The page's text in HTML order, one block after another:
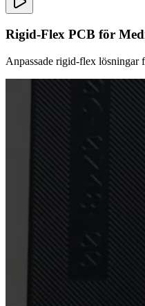
Rigid-Flex PCB för
Anpassade rigid-flex lösningar